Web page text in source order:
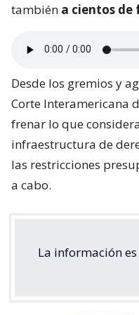
también a cientos de
Desde los gremios y
Corte Interamericana
frenar lo que
infraestructura de
las restricciones
a cabo.
La información